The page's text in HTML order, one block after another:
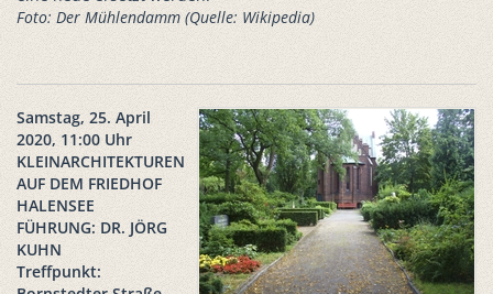
Foto: Der Mühlendamm (Quelle: Wikipedia)
Samstag, 25. April
2020, 11:00 Uhr
KLEINARCHITEKTUREN
AUF DEM FRIEDHOF
HALENSEE
FÜHRUNG: DR. JÖRG
KUHN
Treffpunkt: